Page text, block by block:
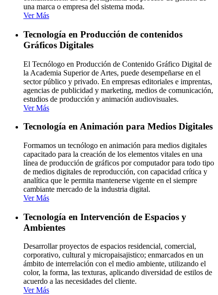
una marca o empresa del sistema moda.
Ver Más
Tecnología en Producción de contenidos
Gráficos Digitales
El Tecnólogo en Producción de Contenido Gráfico Digital de
la Academia Superior de Artes, puede desempeñarse en el
sector público y privado. En empresas editoriales e imprentas,
agencias de publicidad y marketing, medios de comunicación,
estudios de producción y animación audiovisuales.
Ver Más
Tecnología en Animación para Medios Digitales
Formamos un tecnólogo en animación para medios digitales
capacitado para la creación de los elementos vitales en una
línea de producción de gráficos por computador para todo tipo
de medios digitales de reproducción, con capacidad crítica y
analítica que le permita mantenerse vigente en el siempre
cambiante mercado de la industria digital.
Ver Más
Tecnología en Intervención de Espacios y
Ambientes
Desarrollar proyectos de espacios residencial, comercial,
corporativo, cultural y micropaisajistico; enmarcados en un
ámbito de interrelación con el medio ambiente, utilizando el
color, la forma, las texturas, aplicando diversidad de estilos de
acuerdo a las necesidades del cliente.
Ver Más